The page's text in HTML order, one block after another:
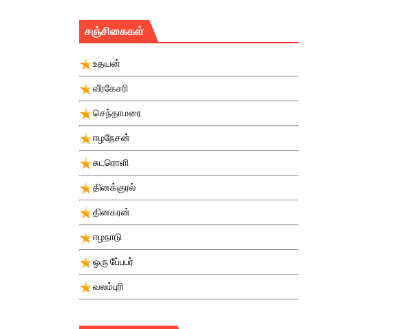
சஞ்சிகைகள்
உதயன்
வீரகேசரி
செந்தாமரை
ஈழநேசன்
சுடரொளி
தினக்குரல்
தினகரன்
ஈழநாடு
ஒரு பே்பபர்
வலம்புரி